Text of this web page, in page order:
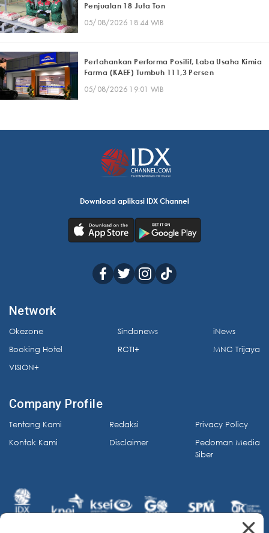
Penjualan 18 Juta Ton
05/08/2026 18:44 WIB
Pertahankan Performa Positif, Laba Usaha Kimia
Farma (KAEF) Tumbuh 111,3 Persen
05/08/2026 19:01 WIB
Download aplikasi IDX Channel
Network
Okezone
Booking Hotel
VISION+
Sindonews
RCTI+
iNews
MNC Trijaya
Company Profile
Tentang Kami
Kontak Kami
Redaksi
Disclaimer
Privacy Policy
Pedoman Media
Siber